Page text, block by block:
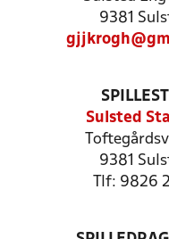
9381
Sulsted
9381
Tlf: 9826